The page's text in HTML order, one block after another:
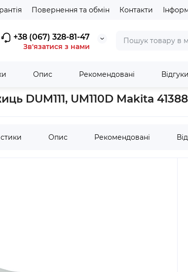
Повернення та обмін Контакти
+38 (067) 328-81-47
Зв'язатися з нами
Опис Рекомендовані Відгуки
Для кущорізів Захисний кожух для ножиць
DUM111, UM110D Makita
Опис Рекомендовані